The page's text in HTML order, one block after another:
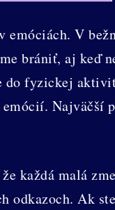
V
brániť, aj keď
fyzickej
Najväčší
každá malá
odkazoch. Ak